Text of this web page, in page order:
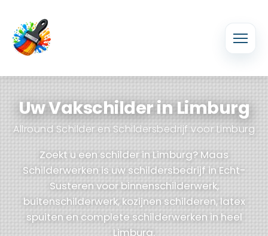
Uw Vakschilder in Limburg
Allround Schilder en Schildersbedrijf voor Limburg
Zoekt u een schilder in Limburg? Maas
Schilderwerken is uw schildersbedrijf in Echt-
Susteren voor binnenschilderwerk,
buitenschilderwerk, kozijnen schilderen, latex
spuiten en complete schilderwerken in heel
Limburg.